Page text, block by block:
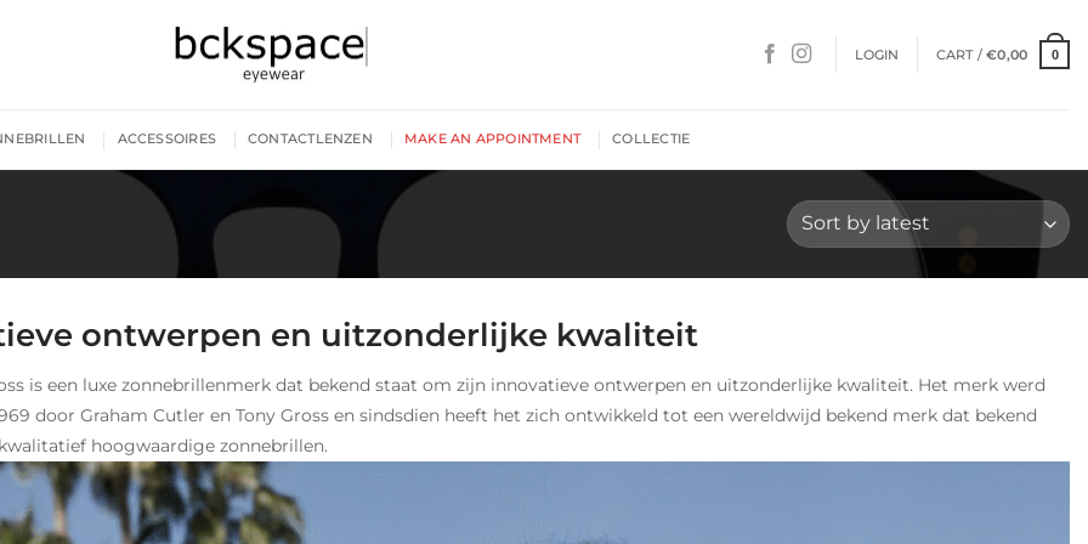
LOGIN CART /€0,00 0
ACCESSOIRES CONTACTLENZEN MAKE AN APPOINTMENT COLLECTIE
ontwerpen en uitzonderlijke kwaliteit
is een luxe zonnebrillenmerk dat bekend staat om zijn innovatieve ontwerpen en uitzonderlijke kwaliteit. Het merk werd
door Graham Cutler en Tony Gross en sindsdien heeft het zich ontwikkeld tot een wereldwijd bekend merk dat bekend
hoogwaardige zonnebrillen.